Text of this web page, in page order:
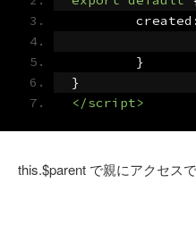
	created
:
}
}
</script>
this.$parent で親にアクセスで